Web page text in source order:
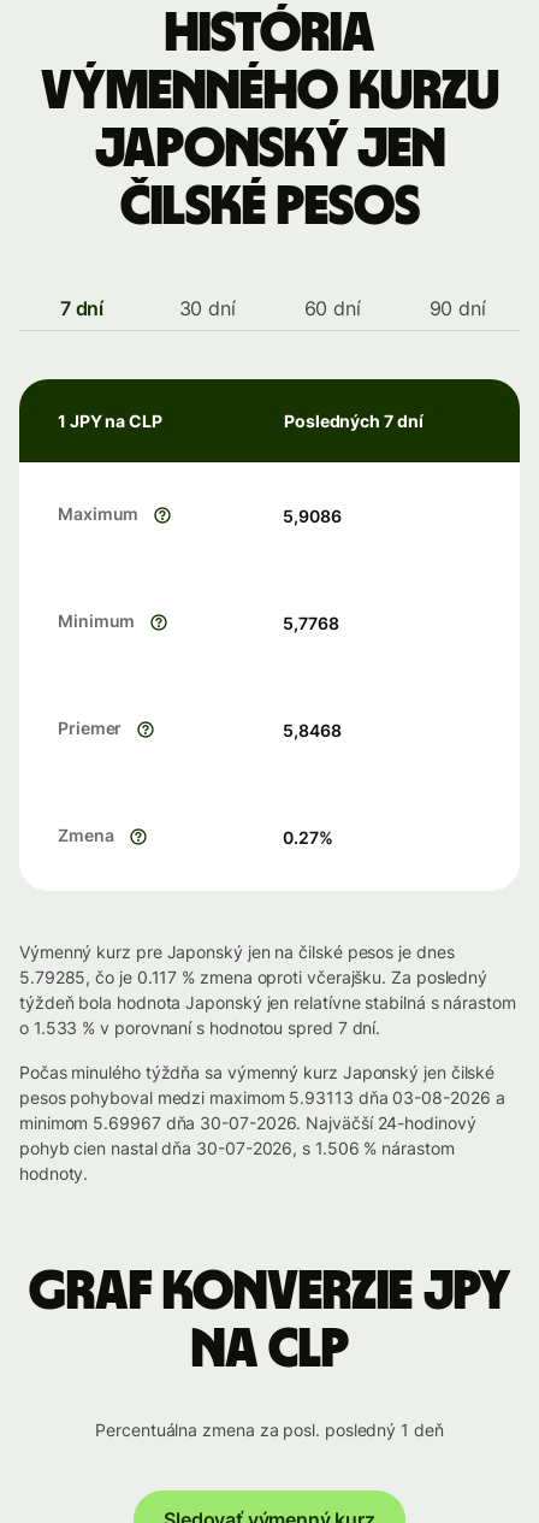
História
výmenného kurzu
Japonský jen
čilské pesos
7 dní 30 dní 60 dní 90 dní
1 JPY na CLP Posledných 7 dní
Maximum 5,9086
Minimum 5,7768
Priemer 5,8468
Zmena 0.27%
Výmenný kurz pre Japonský jen na čilské pesos je dnes
5.79285, čo je 0.117 % zmena oproti včerajšku. Za posledný
týždeň bola hodnota Japonský jen relatívne stabilná s nárastom
o 1.533 % v porovnaní s hodnotou spred 7 dní.
Počas minulého týždňa sa výmenný kurz Japonský jen čilské
pesos pohyboval medzi maximom 5.93113 dňa 03-08-2026 a
minimom 5.69967 dňa 30-07-2026. Najväčší 24-hodinový
pohyb cien nastal dňa 30-07-2026, s 1.506 % nárastom
hodnoty.
Graf konverzie JPY
na CLP
Percentuálna zmena za posl. posledný 1 deň